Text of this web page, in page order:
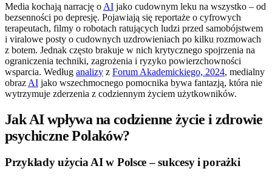
Media kochają narrację o AI jako cudownym leku na wszystko – od
bezsenności po depresję. Pojawiają się reportaże o cyfrowych
terapeutach, filmy o robotach ratujących ludzi przed samobójstwem
i viralowe posty o cudownych uzdrowieniach po kilku rozmowach
z botem. Jednak często brakuje w nich krytycznego spojrzenia na
ograniczenia techniki, zagrożenia i ryzyko powierzchowności
wsparcia. Według analizy z Forum Akademickiego, 2024, medialny
obraz AI jako wszechmocnego pomocnika bywa fantazją, która nie
wytrzymuje zderzenia z codziennym życiem użytkowników.
Jak AI wpływa na codzienne życie i zdrowie
psychiczne Polaków?
Przykłady użycia AI w Polsce – sukcesy i porażki